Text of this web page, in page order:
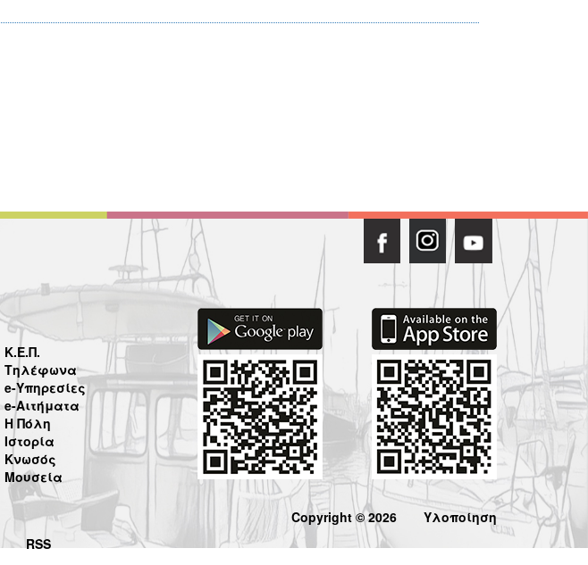
Κ.Ε.Π.
Τηλέφωνα
e-Υπηρεσίες
e-Αιτήματα
Η Πόλη
Ιστορία
Κνωσός
Μουσεία
RSS
Copyright © 2026 Υλοποίηση